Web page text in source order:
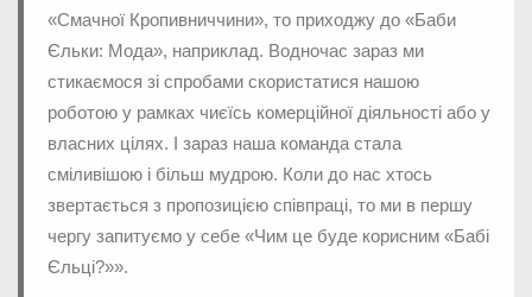
«Смачної Кропивниччини», то приходжу до «Баби
Єльки: Мода», наприклад. Водночас зараз ми
стикаємося зі спробами скористатися нашою
роботою у рамках чиєїсь комерційної діяльності або у
власних цілях. І зараз наша команда стала
сміливішою і більш мудрою. Коли до нас хтось
звертається з пропозицією співпраці, то ми в першу
чергу запитуємо у себе «Чим це буде корисним «Бабі
Єльці?»».